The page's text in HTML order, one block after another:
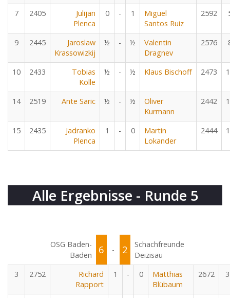
7 2405
Julijan
Plenca
0 - 1
Miguel
Santos Ruiz
2592
9 2445
Jaroslaw
Krassowizkij
½ - ½
Valentin
Dragnev
2576
10 2433
Tobias
Kölle
½ - ½ Klaus Bischoff 2473
14 2519 Ante Saric ½ - ½
Oliver
Kurmann
2442
15 2435
Jadranko
Plenca
1 - 0
Martin
Lokander
2444
Alle Ergebnisse - Runde 5
OSG Baden-
Baden
6 - 2
Schachfreunde
Deizisau
3
2752
Richard
Rapport
1 - 0
Matthias
Blübaum
2672 3